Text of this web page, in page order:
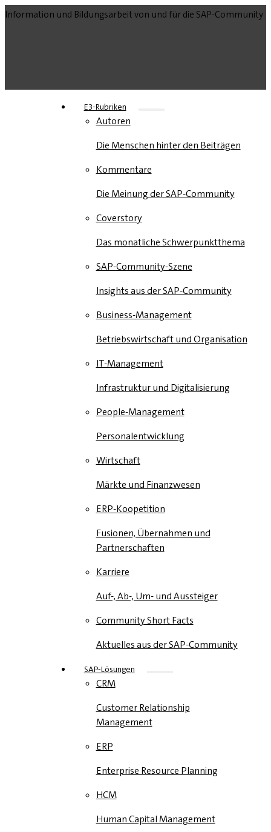
Information und Bildungsarbeit von und für die SAP-Community
E3-Rubriken
Autoren
Die Menschen hinter den Beiträgen
Kommentare
Die Meinung der SAP-Community
Coverstory
Das monatliche Schwerpunktthema
SAP-Community-Szene
Insights aus der SAP-Community
Business-Management
Betriebswirtschaft und Organisation
IT-Management
Infrastruktur und Digitalisierung
People-Management
Personalentwicklung
Wirtschaft
Märkte und Finanzwesen
ERP-Koopetition
Fusionen, Übernahmen und
Partnerschaften
Karriere
Auf-, Ab-, Um- und Aussteiger
Community Short Facts
Aktuelles aus der SAP-Community
SAP-Lösungen
CRM
Customer Relationship
Management
ERP
Enterprise Resource Planning
HCM
Human Capital Management